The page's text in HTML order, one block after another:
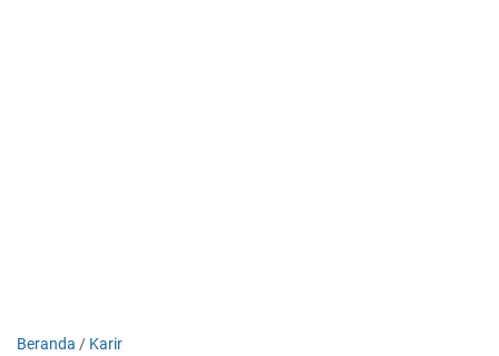
Beranda / Karir